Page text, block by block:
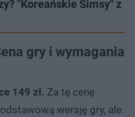
"Koreańskie Simsy" z
gry i wymagania
149 zł. Za tę cenę
wersję gry, ale